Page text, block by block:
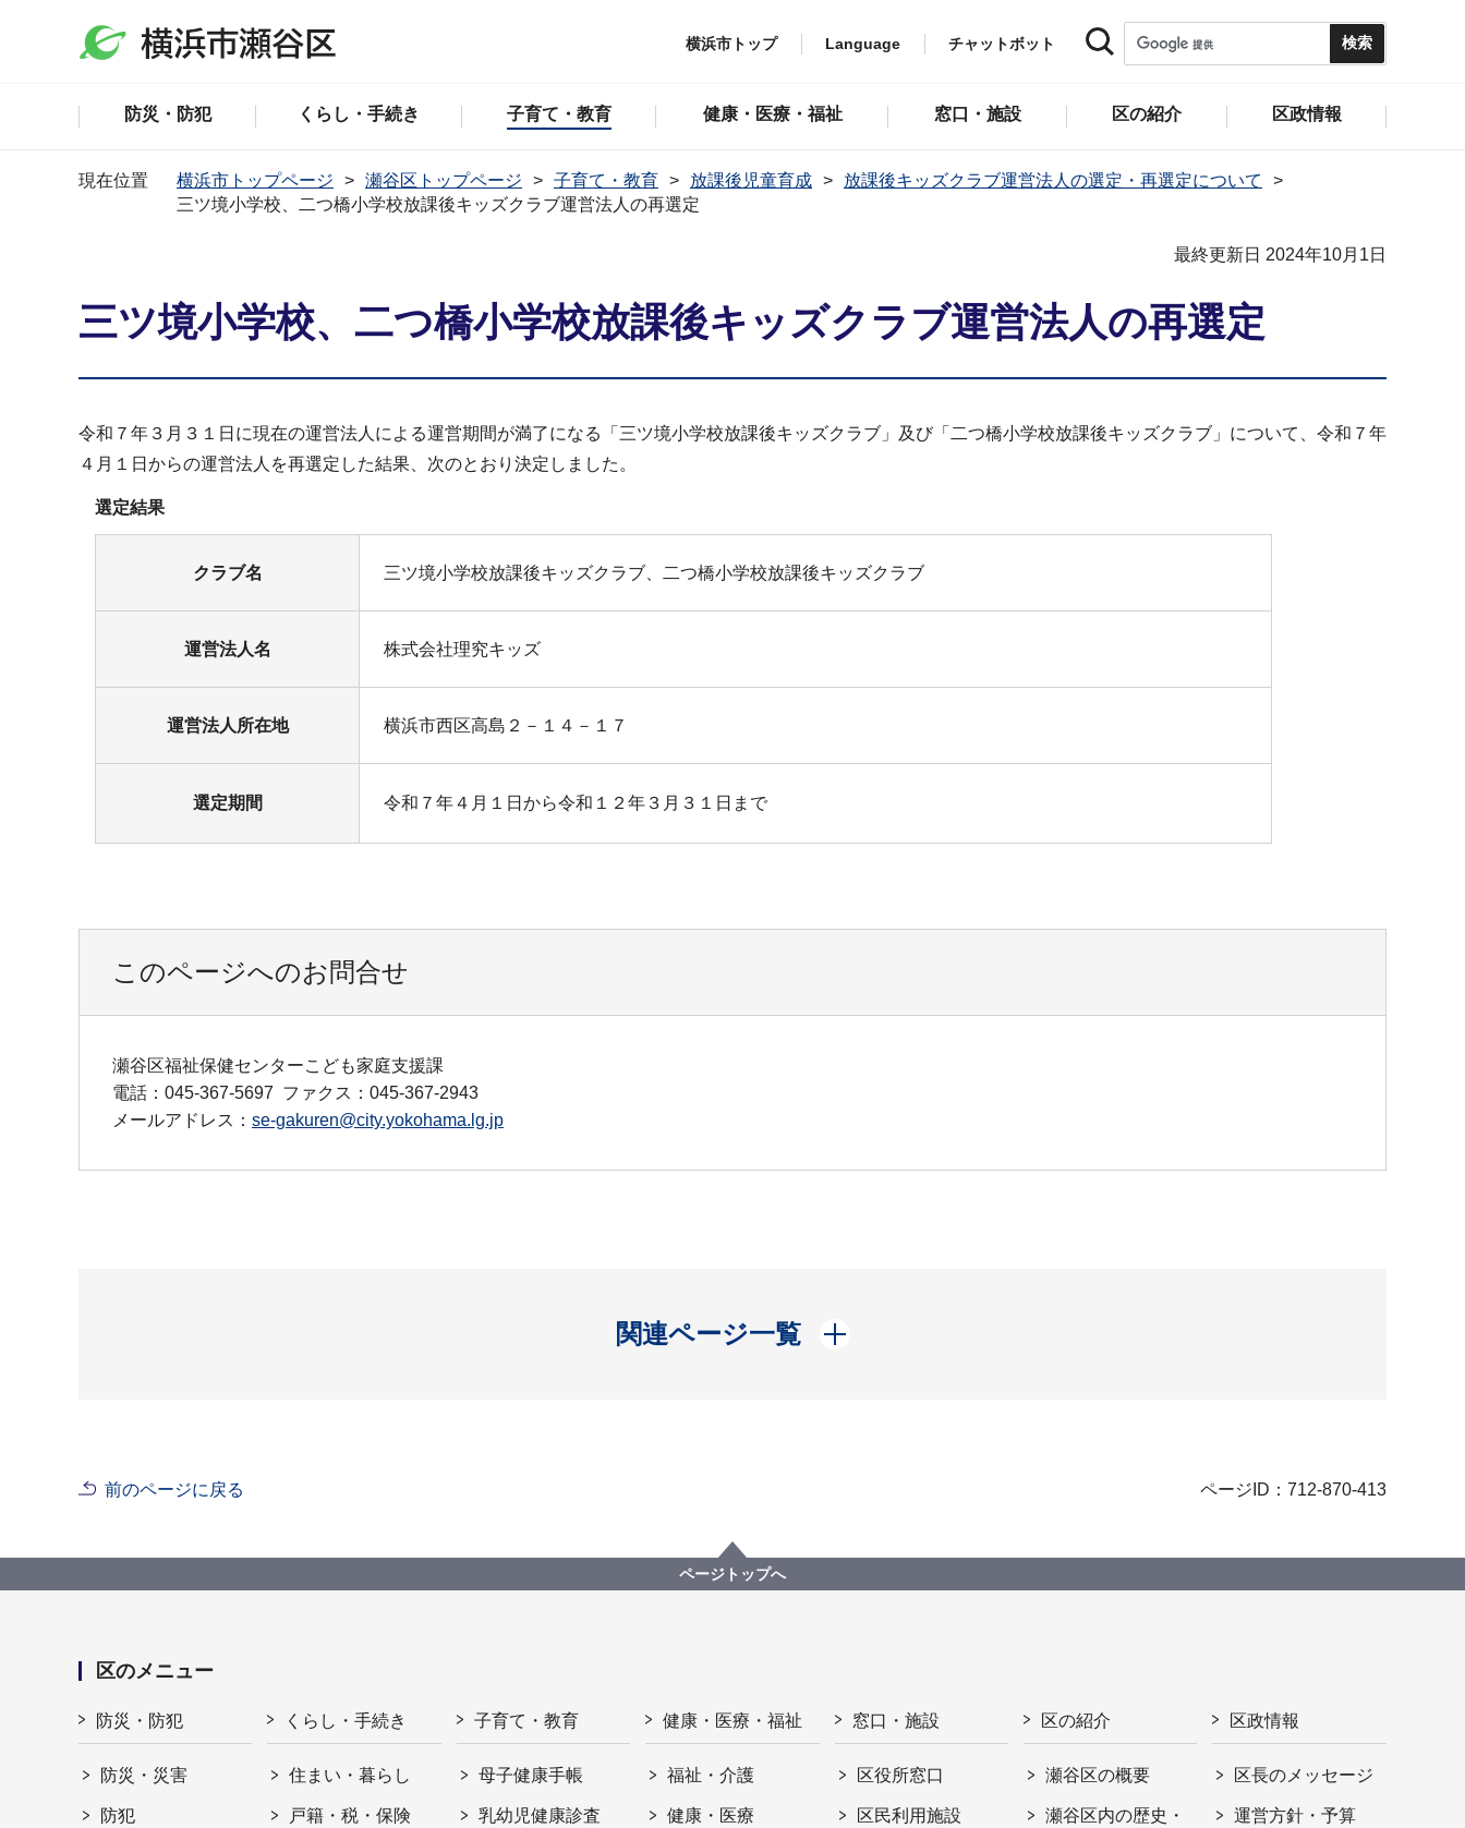
横浜市トップ Language チャットボット
防災・防犯 くらし・手続き 子育て・教育 健康・医療・福祉 窓口・施設 区の紹介 区政情報
現在位置 横浜市トップページ 瀬谷区トップページ 子育て・教育 放課後児童育成
放課後キッズクラブ運営法人の選定・再選定について
三ツ境小学校、二つ橋小学校放課後キッズクラブ運営法人の再選定
最終更新日 2024年10月1日
三ツ境小学校、二つ橋小学校放課後キッズクラブ運営法人の再選定
令和７年３月３１日に現在の運営法人による運営期間が満了になる「三ツ境小学校放課後キッズクラブ」及び「二つ橋小学校放課後キッズクラブ」について、令和７年
４月１日からの運営法人を再選定した結果、次のとおり決定しました。
選定結果
クラブ名 三ツ境小学校放課後キッズクラブ、二つ橋小学校放課後キッズクラブ
運営法人名 株式会社理究キッズ
運営法人所在地 横浜市西区高島２－１４－１７
選定期間 令和７年４月１日から令和１２年３月３１日まで
このページへのお問合せ
瀬谷区福祉保健センターこども家庭支援課
電話：045-367-5697 ファクス：045-367-2943
メールアドレス： se-gakuren@city.yokohama.lg.jp
関連ページ一覧
開く
前のページに戻る ページID：712-870-413
ページトップへ
区のメニュー
防災・防犯
防災・災害
防犯
くらし・手続き
住まい・暮らし
戸籍・税・保険
子育て・教育
母子健康手帳
乳幼児健康診査
健康・医療・福祉
福祉・介護
健康・医療
窓口・施設
区役所窓口
区民利用施設
区の紹介
瀬谷区の概要
瀬谷区内の歴史・
区政情報
区長のメッセージ
運営方針・予算